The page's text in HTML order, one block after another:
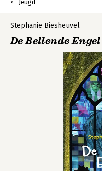
Jeugd
Stephanie Biesheuvel
De Bellende Engel